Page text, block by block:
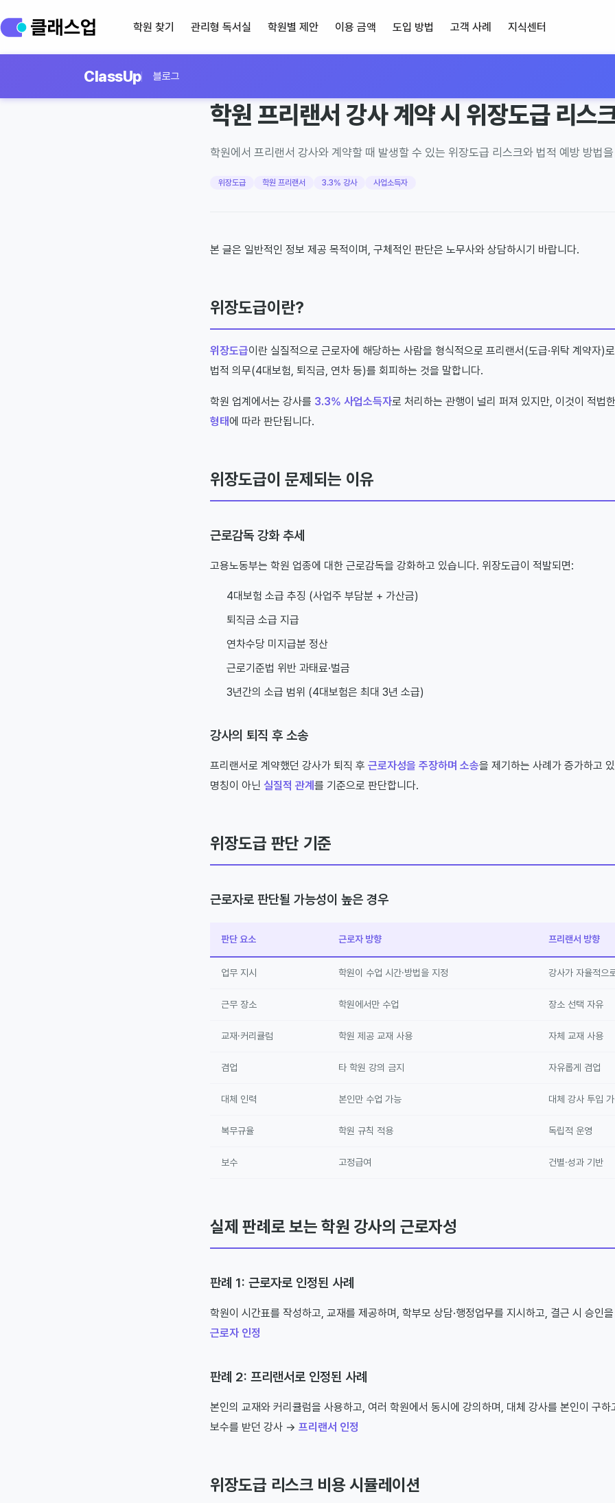
학원 찾기 관리형 독서실 학원별 제안 이용 금액 도입 방법 고객 사례 지식센터
ClassUp 블로그
학원 프리랜서 강사 계약 시 위장도급 리스
학원에서 프리랜서 강사와 계약할 때 발생할 수 있는 위장도급 리스크와 법적 예방 방법
위장도급 학원 프리랜서 3.3% 강사 사업소득자
본 글은 일반적인 정보 제공 목적이며, 구체적인 판단은 노무사와 상담하시기 바랍니다.
위장도급이란?
위장도급이란 실질적으로 근로자에 해당하는 사람을 형식적으로 프리랜서(도급·위탁 계약자)
법적 의무(4대보험, 퇴직금, 연차 등)를 회피하는 것을 말합니다.
학원 업계에서는 강사를 3.3% 사업소득자로 처리하는 관행이 널리 퍼져 있지만, 이것이 적법
형태에 따라 판단됩니다.
위장도급이 문제되는 이유
근로감독 강화 추세
고용노동부는 학원 업종에 대한 근로감독을 강화하고 있습니다. 위장도급이 적발되면:
4대보험 소급 추징 (사업주 부담분 + 가산금)
퇴직금 소급 지급
연차수당 미지급분 정산
근로기준법 위반 과태료·벌금
3년간의 소급 범위 (4대보험은 최대 3년 소급)
강사의 퇴직 후 소송
프리랜서로 계약했던 강사가 퇴직 후 근로자성을 주장하며 소송을 제기하는 사례가 증가하고
명칭이 아닌 실질적 관계 를 기준으로 판단합니다.
위장도급 판단 기준
근로자로 판단될 가능성이 높은 경우
판단 요소 근로자 방향 프리랜서 방향
업무 지시 학원이 수업 시간·방법을 지정 강사가 자율적으
근무 장소 학원에서만 수업 장소 선택 자유
교재·커리큘럼 학원 제공 교재 사용 자체 교재 사용
겸업 타 학원 강의 금지 자유롭게 겸업
대체 인력 본인만 수업 가능 대체 강사 투입
복무규율 학원 규칙 적용 독립적 운영
보수 고정급여 건별·성과 기반
실제 판례로 보는 학원 강사의 근로자성
판례 1: 근로자로 인정된 사례
학원이 시간표를 작성하고, 교재를 제공하며, 학부모 상담·행정업무를 지시하고, 결근 시 승인
근로자 인정
판례 2: 프리랜서로 인정된 사례
본인의 교재와 커리큘럼을 사용하고, 여러 학원에서 동시에 강의하며, 대체 강사를 본인이 구
보수를 받던 강사 → 프리랜서 인정
위장도급 리스크 비용 시뮬레이션